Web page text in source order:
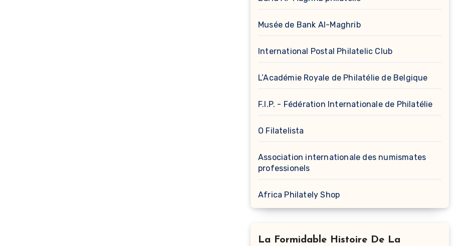
Musée de Bank Al-Maghrib
International Postal Philatelic Club
L’Académie Royale de Philatélie de Belgique
F.I.P. - Fédération Internationale de Philatélie
O Filatelista
Association internationale des numismates
professionels
Africa Philately Shop
La Formidable Histoire De La